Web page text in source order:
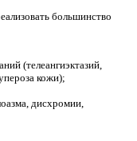
большинство
(телеангиэктазий,
кожи);
дисхромии,